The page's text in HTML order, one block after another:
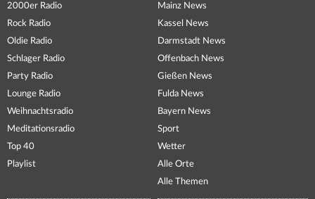
2000er Radio
Rock Radio
Oldie Radio
Schlager Radio
Party Radio
Lounge Radio
Weihnachtsradio
Meditationsradio
Top 40
Playlist
Mainz News
Kassel News
Darmstadt News
Offenbach News
Gießen News
Fulda News
Bayern News
Sport
Wetter
Alle Orte
Alle Themen